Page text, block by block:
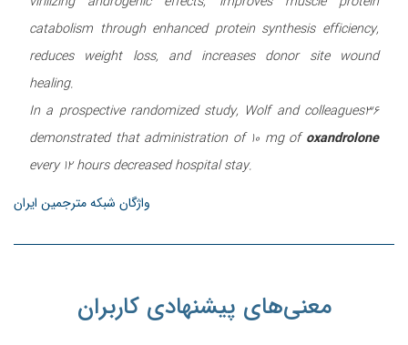
catabolism through enhanced protein synthesis efficiency,
reduces weight loss, and increases donor site wound
healing.
In a prospective randomized study, Wolf and colleagues36
demonstrated that administration of 10 mg ofoxandrolone
every 12 hours decreased hospital stay.
واژگان شبکه مترجمین ایران
معنی‌های پیشنهادی کاربران